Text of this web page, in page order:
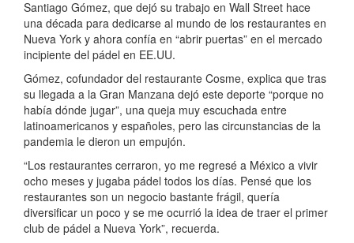
Santiago Gómez, que dejó su trabajo en Wall Street hace
una década para dedicarse al mundo de los restaurantes en
Nueva York y ahora confía en “abrir puertas” en el mercado
incipiente del pádel en EE.UU.
Gómez, cofundador del restaurante Cosme, explica que tras
su llegada a la Gran Manzana dejó este deporte “porque no
había dónde jugar”, una queja muy escuchada entre
latinoamericanos y españoles, pero las circunstancias de la
pandemia le dieron un empujón.
“Los restaurantes cerraron, yo me regresé a México a vivir
ocho meses y jugaba pádel todos los días. Pensé que los
restaurantes son un negocio bastante frágil, quería
diversificar un poco y se me ocurrió la idea de traer el primer
club de pádel a Nueva York”, recuerda.